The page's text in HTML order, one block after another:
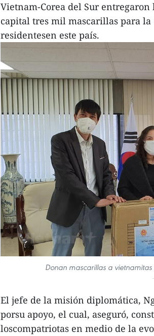
Vietnam-Corea del Sur
capital tres mil mascarillas para
residentesen este país.
Donan mascarillas a
El jefe de la misión diplomática,
porsu apoyo, el cual, aseguró,
loscompatriotas en medio de la